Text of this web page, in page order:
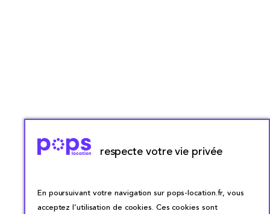
respecte votre vie privée
En poursuivant votre navigation sur pops-location.fr, vous
acceptez l’utilisation de cookies. Ces cookies sont